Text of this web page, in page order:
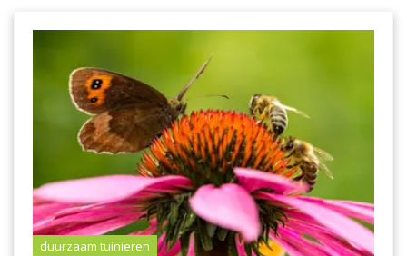
duurzaam tuinieren